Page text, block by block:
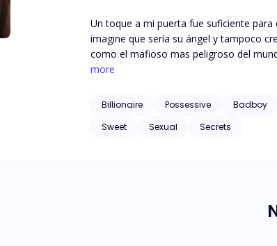
Un toque a mi puerta fue suficiente para cambiar mi vida Un extraño moribundo con la belleza del
imagine que sería su ángel y tampoco creí
como el mafioso mas peligroso del
more
Billionaire Possessive Badboy
Sweet
Sexual Secrets